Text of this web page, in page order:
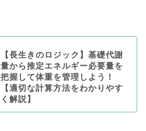
【長生きのロジック】基礎代謝
量から推定エネルギー必要量を
把握して体重を管理しよう！
【適切な計算方法をわかりやす
く解説】